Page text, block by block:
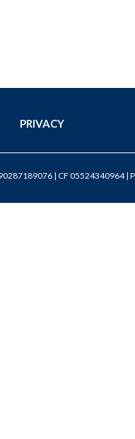
PRIVACY
| CF 05524340964 |